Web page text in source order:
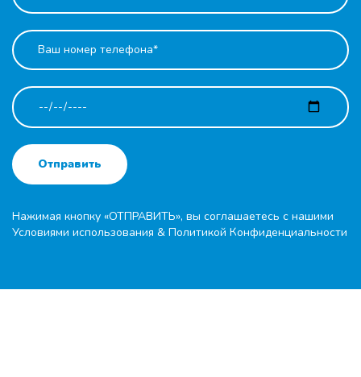
Отправить
Нажимая кнопку «ОТПРАВИТЬ», вы соглашаетесь с нашими
Условиями использования & Политикой Конфиденциальности